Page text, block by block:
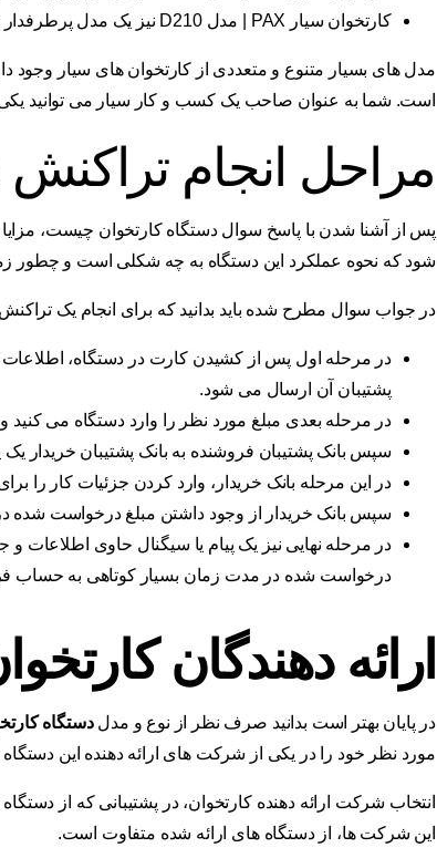
کارتخوان سیار PAX | مدل D210 نیز یک مدل پرطرفدار و رایج از کارتخوان های سیم کارتی سیار است.
مدل های بسیار متنوع و متعددی از کارتخوان های سیار وجود
است. شما به عنوان صاحب یک کسب و کار سیار می توانید یکی
مراحل انجام تراکنش
پس از آشنا شدن با پاسخ سوال دستگاه کارتخوان چیست، مزایا
شود که نحوه عملکرد این دستگاه به چه شکلی است و چطور
در جواب سوال مطرح شده باید بدانید که برای انجام یک
در مرحله اول پس از کشیدن کارت در دستگاه، اطلاعات
پشتیبان آن ارسال می شود.
در مرحله بعدی مبلغ مورد نظر را وارد دستگاه می کنید و
سپس بانک پشتیبان فروشنده به بانک پشتیبان خریدار
در این مرحله بانک خریدار، وارد کردن جزئیات کار را
سپس بانک خریدار از وجود داشتن مبلغ درخواست
در مرحله نهایی نیز یک پیام یا سیگنال حاوی اطلاعات و
درخواست شده در مدت زمان بسیار کوتاهی به حساب
ارائه دهندگان
در پایان بهتر است بدانید صرف نظر از نوع و مدلدستگاه
مورد نظر خود را در یکی از شرکت های ارائه دهنده این دستگاه
انتخاب شرکت ارائه دهنده کارتخوان، در پشتیبانی که از
این شرکت ها، از دستگاه های ارائه شده متفاوت است.